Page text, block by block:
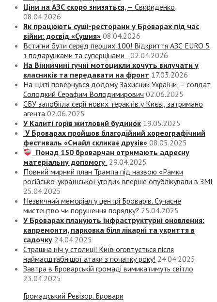
Ціни на АЗС скоро знизяться, – Свириденко
08.04.2026
Як працюють суші-ресторани у Броварах під час
війни: досвід «Сушия» 08.04.2026
Встигни бути серед перших 100! Відкриття АЗС EURO 5
з подарунками та суперцінами
02.04.2026
На Вінничині гучні мотоцикли хочуть вилучати у
власників та передавати на фронт 17.03.2026
На щиті повернувся додому Захисник України, – солдат
Солодкий Серафим Володимирович 02.06.2025
СБУ запобігла серії нових терактів у Києві, затримано
агента 02.06.2025
У Калиті горів житловий будинок 19.05.2025
У Броварах пройшов благодійний хореографічний
фестиваль «Смайл скликає друзів» 08.05.2025
Понад 150 броварчан отримають адресну
матеріальну допомогу 29.04.2025
Повний мирний план Трампа під назвою «‎Рамки
російсько-української угоди» вперше опублікували в ЗМІ
25.04.2025
Незвичний меморіал у центрі Броварів. Сучасне
мистецтво чи порушення порядку? 25.04.2025
У Броварах планують інфраструктурні оновлення:
капремонти, парковка біля лікарні та укриття в
садочку 24.04.2025
Страшна ніч у столиці! Київ оговтується після
наймасштабнішої атаки з початку року! 24.04.2025
Завтра в Броварській громаді вимикатимуть світло
23.04.2025
Громадський Ревізор. Бровари